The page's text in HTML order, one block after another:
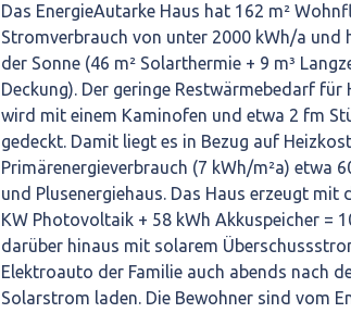
Das EnergieAutarke Haus hat 162 m²
Stromverbrauch von unter 2000 kWh/a
der Sonne (46 m² Solarthermie + 9 m³
Deckung). Der geringe Restwärmebedarf
wird mit einem Kaminofen und etwa 2 fm
gedeckt. Damit liegt es in Bezug auf
Primärenergieverbrauch (7 kWh/m²a) etwa
und Plusenergiehaus. Das Haus erzeugt mit
KW Photovoltaik + 58 kWh Akkuspeicher =
darüber hinaus mit solarem
Elektroauto der Familie auch abends nach
Solarstrom laden. Die Bewohner sind vom